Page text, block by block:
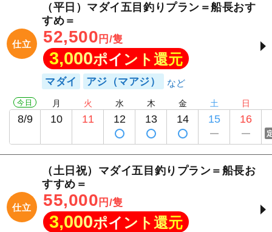
仕立
（平日）マダイ五目釣りプラン＝船長おす
すめ＝
52,500 円/隻
3,000ポイント還元
マダイ アジ（マアジ）
今日
8/9
月
10
火
11
水
12
木
13
金
14
土
15
日
16
仕立
（土日祝）マダイ五目釣りプラン＝船長お
すすめ＝
55,000 円/隻
3,000ポイント還元